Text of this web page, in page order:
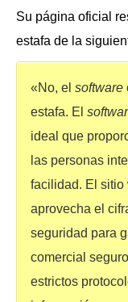
Su página oficial
estafa de la
«No, el software
estafa. El
ideal que
las personas
facilidad. El sitio
aprovecha el
seguridad para
comercial
estrictos